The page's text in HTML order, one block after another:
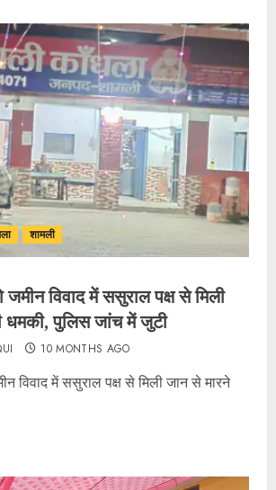
शामली
जमीन विवाद में ससुराल पक्ष से मिली
धमकी, पुलिस जांच में जुटी
10 MONTHS AGO
विवाद में ससुराल पक्ष से मिली जान से मारने